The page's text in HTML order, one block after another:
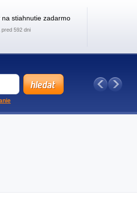
na stiahnutie zadarmo
pred 592 dni